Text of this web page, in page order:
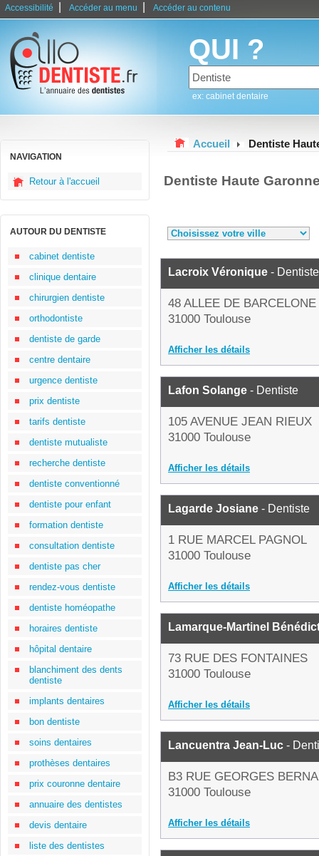
Accessibilité Accéder au menu Accéder au contenu
QUI ?
ex: cabinet dentaire
NAVIGATION
Retour à l'accueil
AUTOUR DU DENTISTE
cabinet dentiste
clinique dentaire
chirurgien dentiste
orthodontiste
dentiste de garde
centre dentaire
urgence dentiste
prix dentiste
tarifs dentiste
dentiste mutualiste
recherche dentiste
dentiste conventionné
dentiste pour enfant
formation dentiste
consultation dentiste
dentiste pas cher
rendez-vous dentiste
dentiste homéopathe
horaires dentiste
hôpital dentaire
blanchiment des dents
dentiste
implants dentaires
bon dentiste
soins dentaires
prothèses dentaires
prix couronne dentaire
annuaire des dentistes
devis dentaire
liste des dentistes
Accueil Dentiste
Dentiste Haute
Lacroix Véronique - Dentiste
48 ALLEE DE BARCELONE
31000 Toulouse
Afficher les détails
Lafon Solange - Dentiste
105 AVENUE JEAN RIEUX
31000 Toulouse
Afficher les détails
Lagarde Josiane - Dentiste
1 RUE MARCEL PAGNOL
31000 Toulouse
Afficher les détails
Lamarque-Martinel
73 RUE DES FONTAINES
31000 Toulouse
Afficher les détails
Lancuentra Jean-Luc -
B3 RUE GEORGES
31000 Toulouse
Afficher les détails